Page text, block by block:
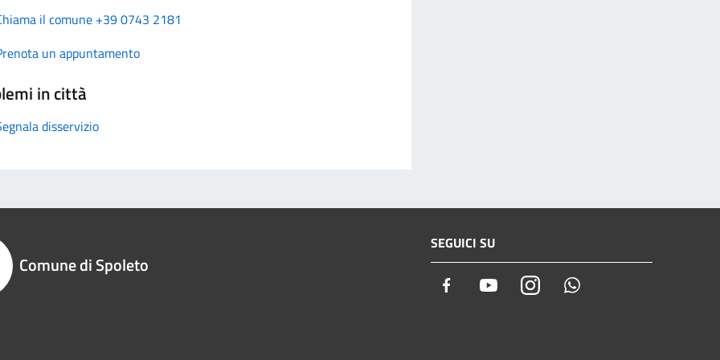
il comune +39 0743 2181
un appuntamento
in città
disservizio
Comune di Spoleto
SEGUICI SU
Facebook YoutubeInstagram